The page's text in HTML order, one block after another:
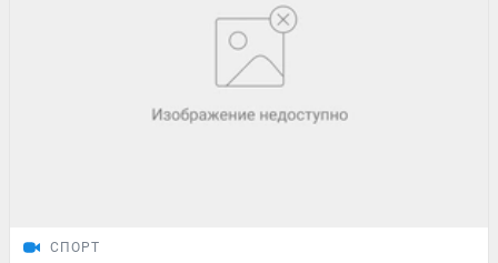
СПОРТ